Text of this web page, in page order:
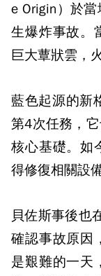
e Origin）於
生爆炸事故。
巨大蕈狀雲，
藍色起源的新
第4次任務，
核心基礎。如
得修復相關設
貝佐斯事後也
確認事故原因
是艱難的一天